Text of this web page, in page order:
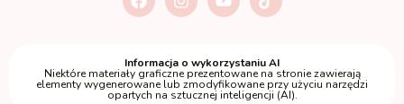
Informacja o wykorzystaniu AI
Niektóre materiały graficzne prezentowane na stronie zawierają
elementy wygenerowane lub zmodyfikowane przy użyciu narzędzi
opartych na sztucznej inteligencji (AI).